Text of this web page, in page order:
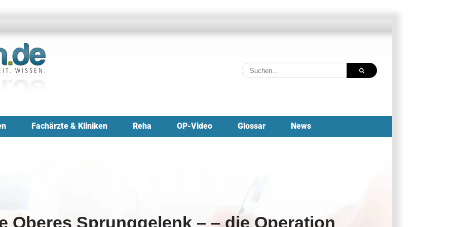
Suche
nach:
Fachärzte & Kliniken Reha OP-Video Glossar News
Oberes Sprunggelenk – – die Operation